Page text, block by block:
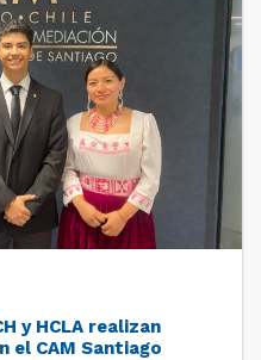
y HCLA realizan
el CAM Santiago